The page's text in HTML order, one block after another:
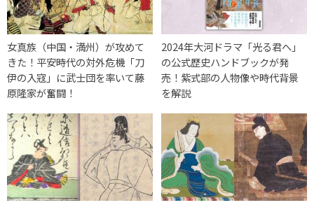
女真族（中国・満州）が攻めて
きた！平安時代の対外危機「刀
伊の入寇」に武士団を率いて藤
原隆家が奮闘！
2024年大河ドラマ「光る君へ」
の公式歴史ハンドブックが発
売！紫式部の人物像や時代背景
を解説